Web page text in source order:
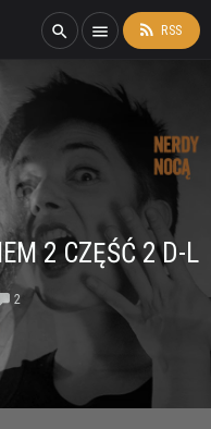
search menu rss_feed RSS
2 CZĘŚĆ 2 D-L
2